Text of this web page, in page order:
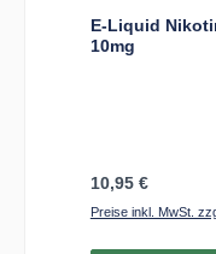
E-Liquid
10mg
Regulärer Preis:
10,95 €
Preise inkl. MwSt.